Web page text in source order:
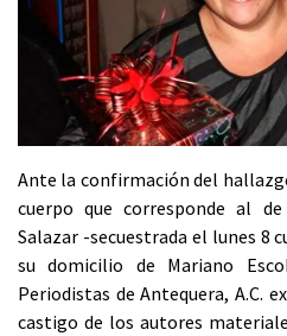
Ante la confirmación del
cuerpo que corresponde al
Salazar -secuestrada el lunes 8
su domicilio de Mariano
Periodistas de Antequera, A.C.
castigo de los autores